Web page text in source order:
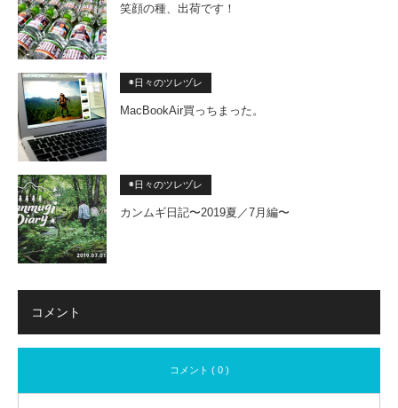
笑顔の種、出荷です！
◉日々のツレヅレ
MacBookAir買っちまった。
◉日々のツレヅレ
カンムギ日記〜2019夏／7月編〜
コメント
コメント ( 0 )